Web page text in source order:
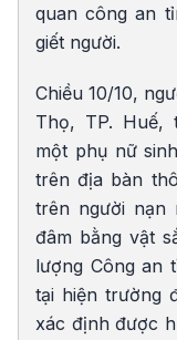
quan công an
giết người.
Chiều 10/10,
Thọ, TP. Huế,
một phụ nữ
trên địa bàn
trên người nạn
đâm bằng vật
lượng Công an
tại hiện trường
xác định được